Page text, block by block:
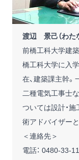
渡辺 景己（わた
前橋工科大学建築
橋工科大学に入学
在、建築課主幹。
二種電気工事士
ついては設計・
術アドバイザー
＜連絡先＞
電話： 0480-33-